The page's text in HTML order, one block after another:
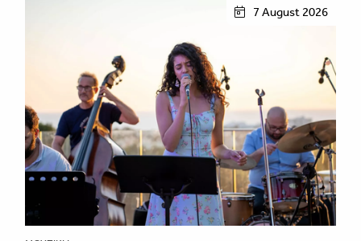
7 August 2026